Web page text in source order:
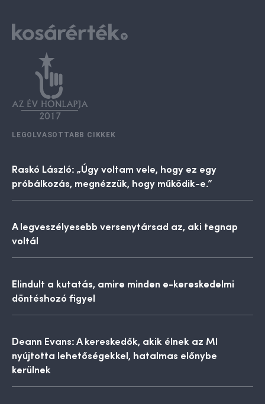
LEGOLVASOTTABB CIKKEK
Raskó László: „Úgy voltam vele, hogy ez egy
próbálkozás, megnézzük, hogy működik-e.”
A legveszélyesebb versenytársad az, aki tegnap
voltál
Elindult a kutatás, amire minden e-kereskedelmi
döntéshozó figyel
Deann Evans: A kereskedők, akik élnek az MI
nyújtotta lehetőségekkel, hatalmas előnybe
kerülnek